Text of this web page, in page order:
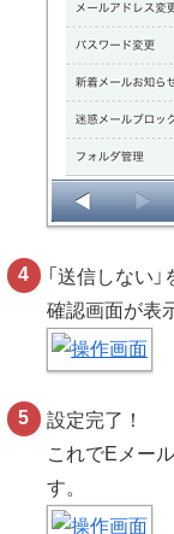
「送信しない
確認画面が表
設定完了！
これでEメー
す。